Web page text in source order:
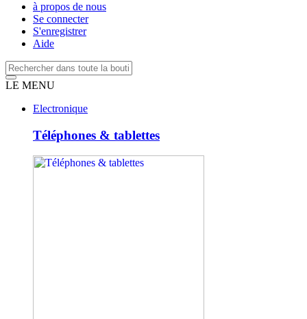
à propos de nous
Se connecter
S'enregistrer
Aide
LE MENU
Electronique
Téléphones & tablettes